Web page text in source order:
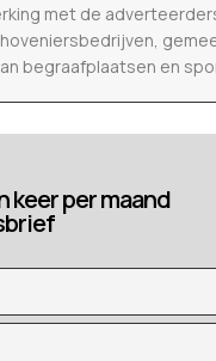
met de
begraafplaatsen en
keer per maand